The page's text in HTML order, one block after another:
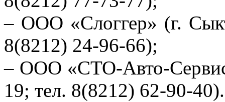
– ООО «Слоггер» (г.
8(8212) 24-96-66);
– ООО «СТО-Авто-
19; тел. 8(8212) 62-90-40).